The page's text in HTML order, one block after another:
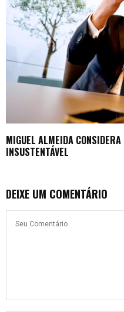
MIGUEL ALMEIDA
INSUSTENTÁVEL
DEIXE UM COMENTÁRIO